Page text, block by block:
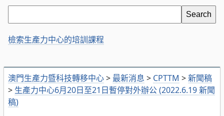
澳門生產力暨科技轉移中心> 最新消息 > CPTTM >新聞稿
> 生產力中心6月20日至21日暫停對外辦公 (2022.6.19 新聞
稿)
檢索生產力中心的培訓課程